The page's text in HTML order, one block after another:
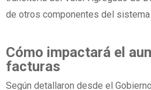
de otros componentes del sistema
Cómo impactará el
facturas
Según detallaron desde el